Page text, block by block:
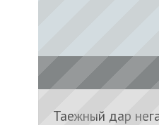
Таежный дар